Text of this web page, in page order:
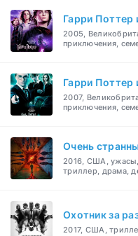
Гарри Поттер
2005,
приключения,
Гарри Поттер
2007,
приключения,
Очень
2016, США, ужасы,
триллер, драма,
Охотник за
2017, США,